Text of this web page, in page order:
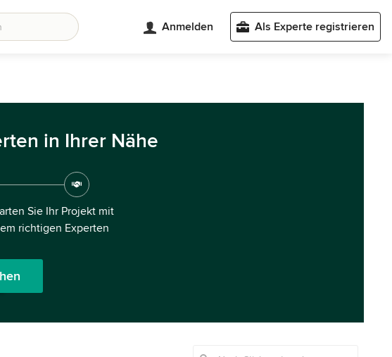
Anmelden Als Experte registrieren
in Ihrer Nähe
Sie Ihr Projekt mit
richtigen Experten